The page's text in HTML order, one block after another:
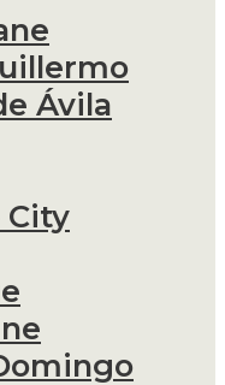
Ávila
City